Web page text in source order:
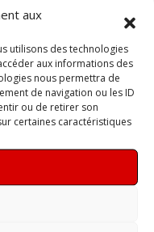
aux
utilisons des technologies
aux informations des
nous permettra de
de navigation ou les ID
ou de retirer son
certaines caractéristiques
week-end –
Up Paddle –
1h30
pers les week end
à Marsac. Embarquez et
vous un moment
de tranquillité seul sur la